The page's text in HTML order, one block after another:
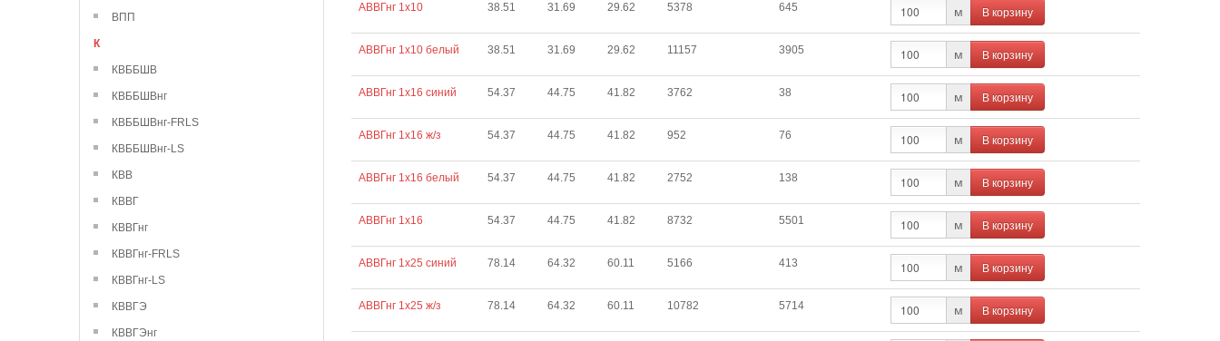
ВПП
К
КВББШВ
КВББШВнг
КВББШВнг-FRLS
КВББШВнг-LS
КВВ
КВВГ
КВВГнг
КВВГнг-FRLS
КВВГнг-LS
КВВГЭ
КВВГЭнг
АВВГнг 1х10 38.51 31.69 29.62 5378 645 м В корзину
АВВГнг 1х10 белый 38.51 31.69 29.62 11157 3905 м В корзину
АВВГнг 1х16 синий 54.37 44.75 41.82 3762 38 м В корзину
АВВГнг 1х16 ж/з 54.37 44.75 41.82 952 76 м В корзину
АВВГнг 1х16 белый 54.37 44.75 41.82 2752 138 м В корзину
АВВГнг 1х16 54.37 44.75 41.82 8732 5501 м В корзину
АВВГнг 1х25 синий 78.14 64.32 60.11 5166 413 м В корзину
АВВГнг 1х25 ж/з 78.14 64.32 60.11 10782 5714 м В корзину